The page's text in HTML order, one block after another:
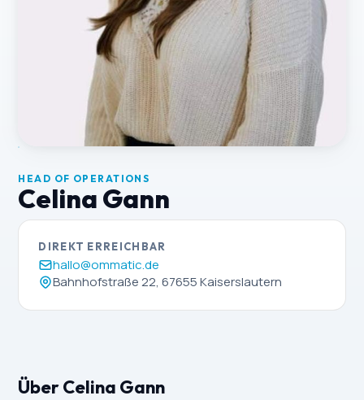
HEAD OF OPERATIONS
Celina Gann
DIREKT ERREICHBAR
hallo@ommatic.de
Bahnhofstraße 22, 67655 Kaiserslautern
Über Celina Gann